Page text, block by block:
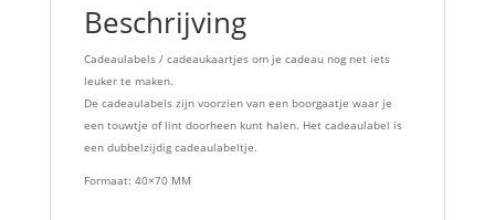
Beschrijving
Cadeaulabels / cadeaukaartjes om je cadeau nog net iets
leuker te maken.
De cadeaulabels zijn voorzien van een boorgaatje waar je
een touwtje of lint doorheen kunt halen. Het cadeaulabel is
een dubbelzijdig cadeaulabeltje.
Formaat: 40×70 MM